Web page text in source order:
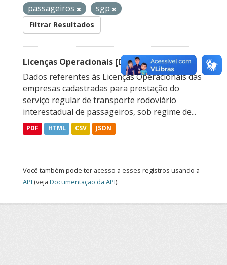
passageiros sgp
Filtrar Resultados
Licenças Operacionais [Descontinuado]
Dados referentes às Licenças Operacionais das
empresas cadastradas para prestação do
serviço regular de transporte rodoviário
interestadual de passageiros, sob regime de...
PDF HTML CSV JSON
Você também pode ter acesso a esses registros usando a
API (veja Documentação da API).